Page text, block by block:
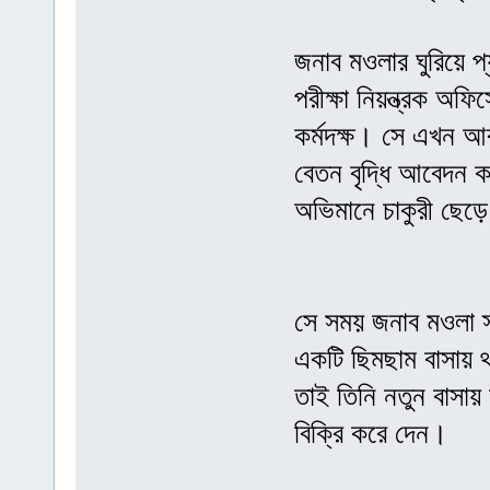
জনাব মওলার ঘুরিয়ে
পরীক্ষা নিয়ন্ত্রক
কর্মদক্ষ। সে এখন
বেতন বৃদ্ধি আবেদন
অভিমানে চাকুরী
সে সময় জনাব মওলা
একটি ছিমছাম
তাই তিনি নতুন
বিক্রি করে দেন।